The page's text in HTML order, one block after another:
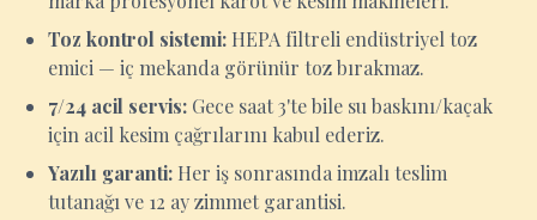
Toz kontrol sistemi: HEPA filtreli endüstriyel toz
emici — iç mekanda görünür toz bırakmaz.
7/24 acil servis: Gece saat 3'te bile su baskını/kaçak
için acil kesim çağrılarını kabul ederiz.
Yazılı garanti: Her iş sonrasında imzalı teslim
tutanağı ve 12 ay zimmet garantisi.